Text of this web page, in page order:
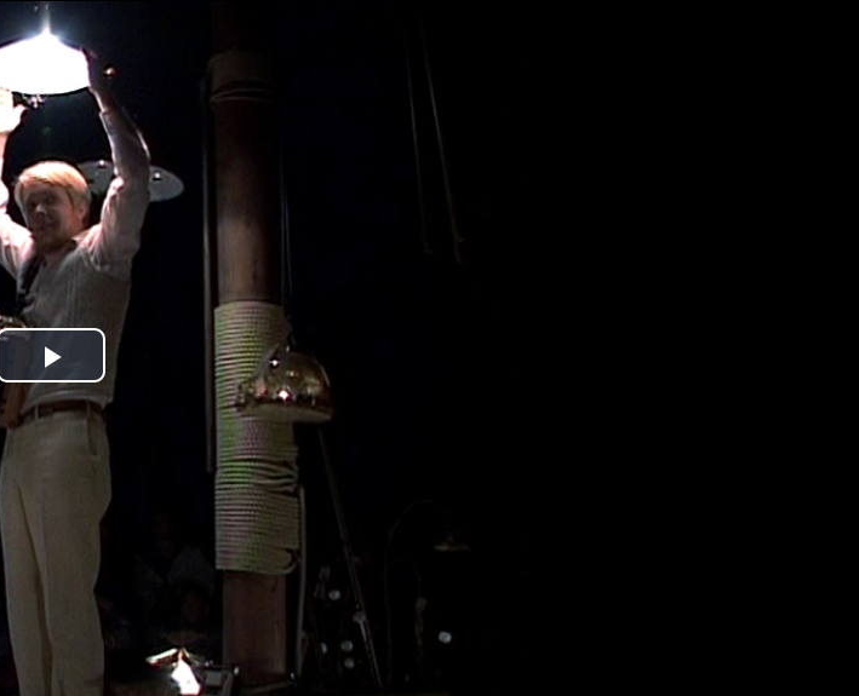
to navigation
Play
Video